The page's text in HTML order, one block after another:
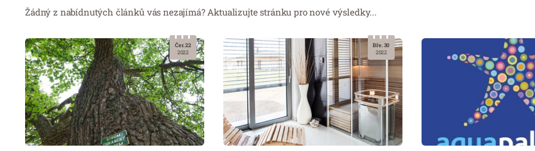
Žádný z nabídnutých článků vás nezajímá? Aktualizujte stránku pro nové výsledky...
Čer. 22
2022
Bře. 30
2022